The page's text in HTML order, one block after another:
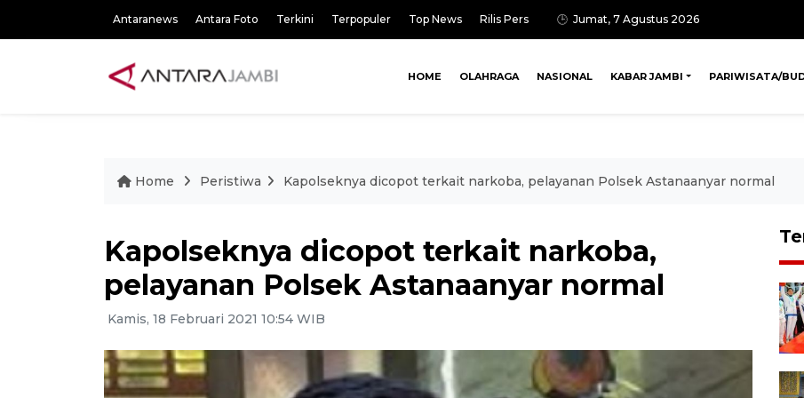
Antaranews Antara Foto Terkini Terpopuler Top News Rilis Pers Jumat, 7 Agustus 2026
HOME OLAHRAGA NASIONAL KABAR JAMBI PARIWISATA/
Home Peristiwa Kapolseknya dicopot terkait narkoba, pelayanan Polsek Astanaanyar normal
Kapolseknya dicopot terkait narkoba,
pelayanan Polsek Astanaanyar normal
Kamis, 18 Februari 2021 10:54 WIB